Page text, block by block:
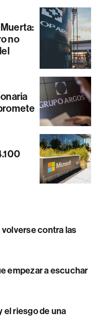
no
contra las
empezar a escuchar
el riesgo de una